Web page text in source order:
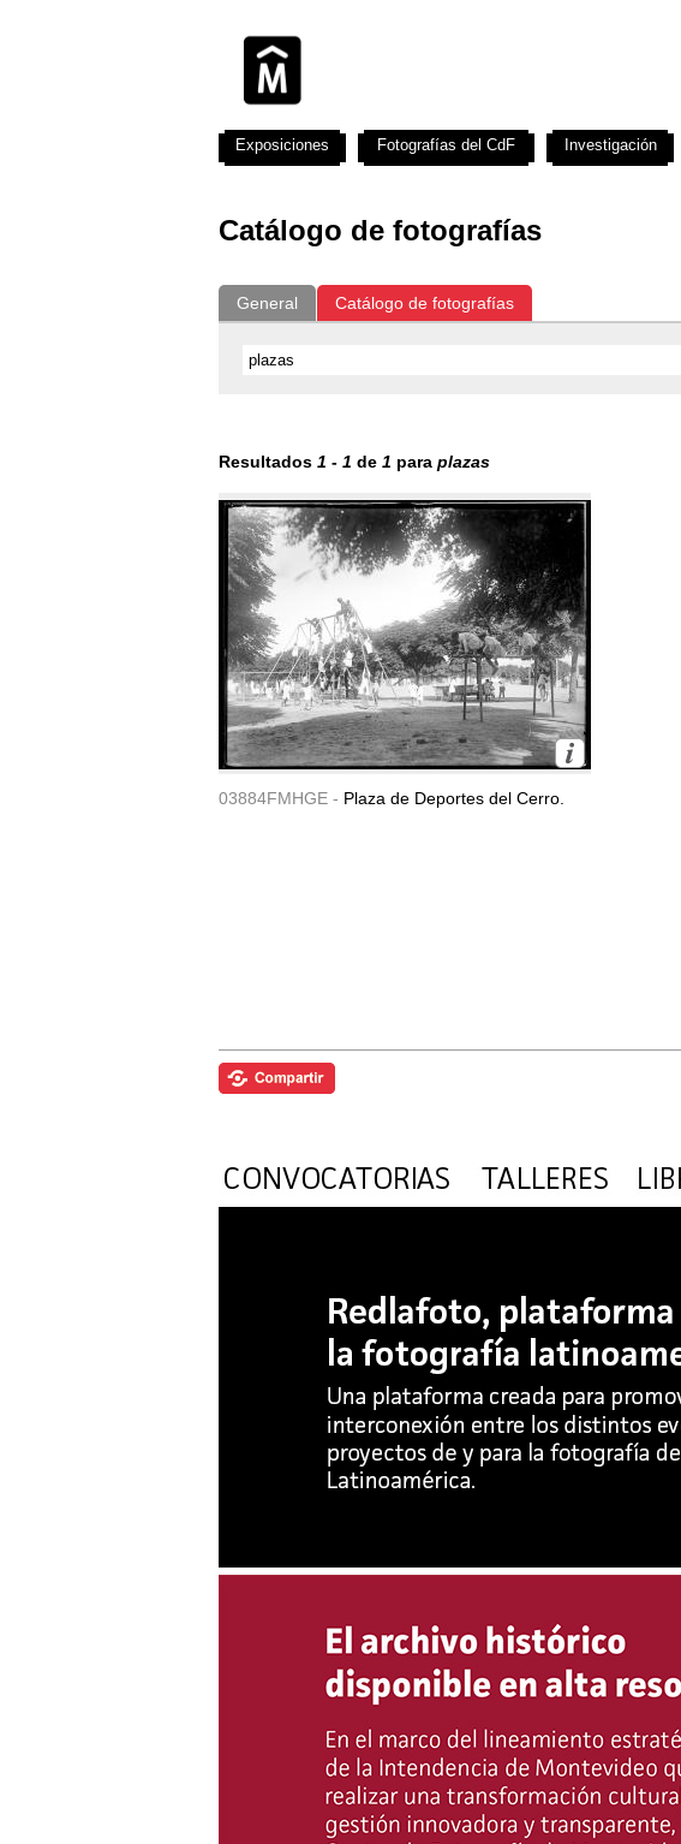
Catálogo de fotografías
General Catálogo de fotografías
Resultados 1 - 1 de 1 para plazas
03884FMHGE - Plaza de Deportes del Cerro.
Exposiciones Fotografías del CdF Investigación